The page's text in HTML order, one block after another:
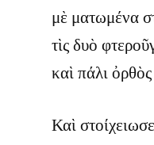
μὲ ματωμένα
τὶς δυὸ
καὶ πάλι
Καὶ